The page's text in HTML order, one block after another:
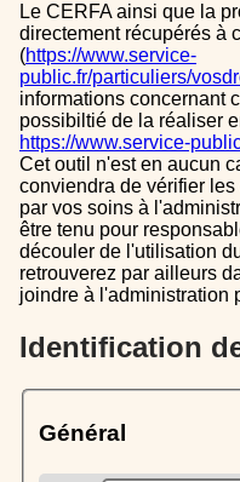
Le CERFA ainsi que la procédure peuvent être
directement récupérés à
(https://www.service-
public.fr/particuliers/
informations concernant
possibiltié de la réaliser
https://www.service-
Cet outil n'est en aucun
conviendra de vérifier
par vos soins à
être tenu pour
découler de l'utilisation
retrouverez par ailleurs
joindre à l'administration
Identification
Général